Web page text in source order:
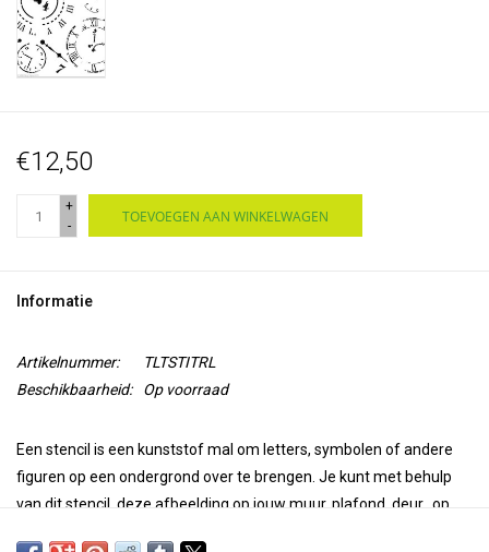
€12,50
+
-
TOEVOEGEN AAN WINKELWAGEN
Informatie
Artikelnummer:
TLTSTITRL
Beschikbaarheid:
Op voorraad
Een stencil is een kunststof mal om letters, symbolen of andere
figuren op een ondergrond over te brengen. Je kunt met behulp
van dit stencil, deze afbeelding op jouw muur, plafond, deur, op